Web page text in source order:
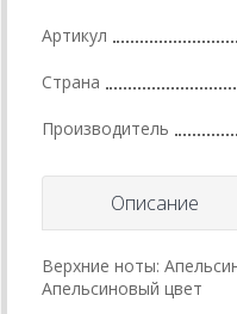
Артикул
Страна
Производитель
Описание
Верхние ноты:
Апельсиновый цвет